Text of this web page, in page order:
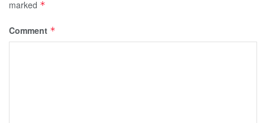
marked *
Comment *